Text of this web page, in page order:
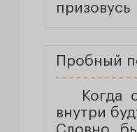
Пробный
Когда
внутри